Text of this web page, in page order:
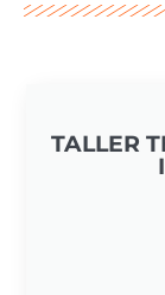
TALLER